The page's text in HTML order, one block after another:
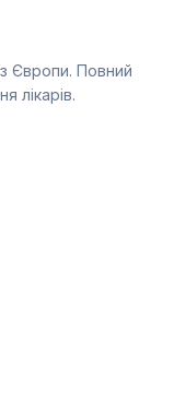
Європи. Повний
лікарів.